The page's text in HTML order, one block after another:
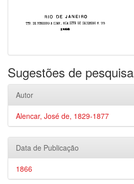
Sugestões de pesquisa
Autor
Alencar, José de, 1829-1877
Data de Publicação
1866